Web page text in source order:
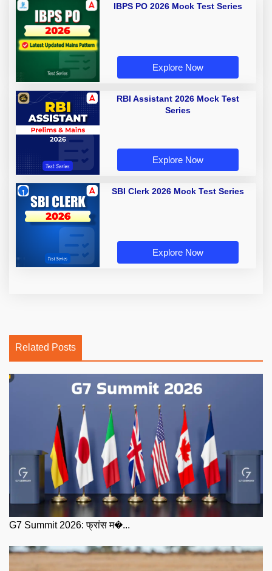
IBPS PO 2026 Mock Test Series
Explore Now
RBI Assistant 2026 Mock Test
Series
Explore Now
SBI Clerk 2026 Mock Test Series
Explore Now
Related Posts
G7 Summit 2026: फ्रांस म�...